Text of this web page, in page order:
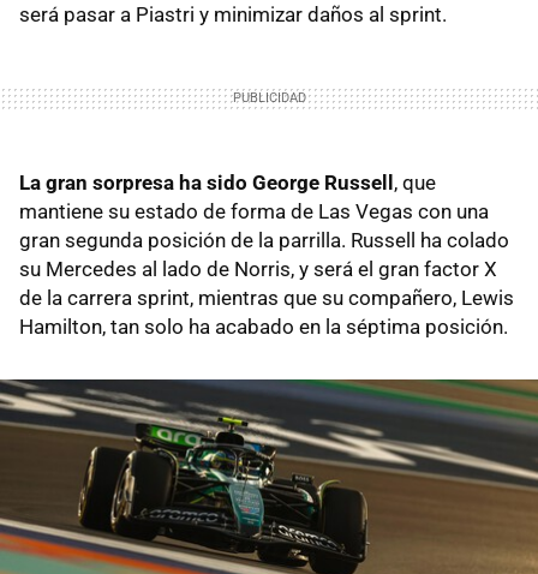
será pasar a Piastri y minimizar daños al sprint.
La gran sorpresa ha sido George Russell, que
mantiene su estado de forma de Las Vegas con una
gran segunda posición de la parrilla. Russell ha colado
su Mercedes al lado de Norris, y será el gran factor X
de la carrera sprint, mientras que su compañero, Lewis
Hamilton, tan solo ha acabado en la séptima posición.